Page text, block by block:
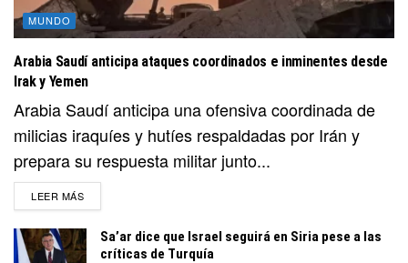
MUNDO
Arabia Saudí anticipa ataques coordinados e inminentes desde
Irak y Yemen
Arabia Saudí anticipa una ofensiva coordinada de
milicias iraquíes y hutíes respaldadas por Irán y
prepara su respuesta militar junto...
LEER MÁSDETAILS
Sa’ar dice que Israel seguirá en Siria pese a las
críticas de Turquía